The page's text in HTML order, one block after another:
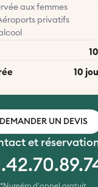
aux femmes
privatifs
10
DEMANDER UN DEVIS
et